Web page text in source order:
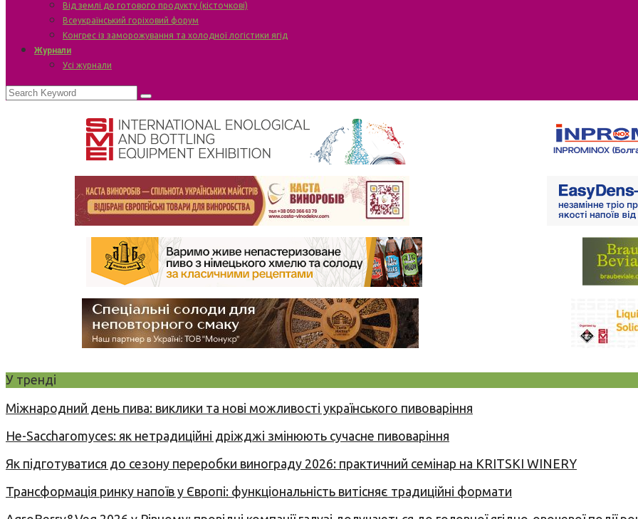
Від землі до готового продукту (кісточкові)
Всеукраїнський горіховий форум
Конгрес із заморожування та холодної логістики ягід
Журнали
Усі журнали
У тренді
Міжнародний день пива: виклики та нові можливості українського пивоваріння
Не-Saccharomyces: як нетрадиційні дріжджі змінюють сучасне пивоваріння
Як підготуватися до сезону переробки винограду 2026: практичний семінар на KRITSKI WINERY
Трансформація ринку напоїв у Європі: функціональність витісняє традиційні формати